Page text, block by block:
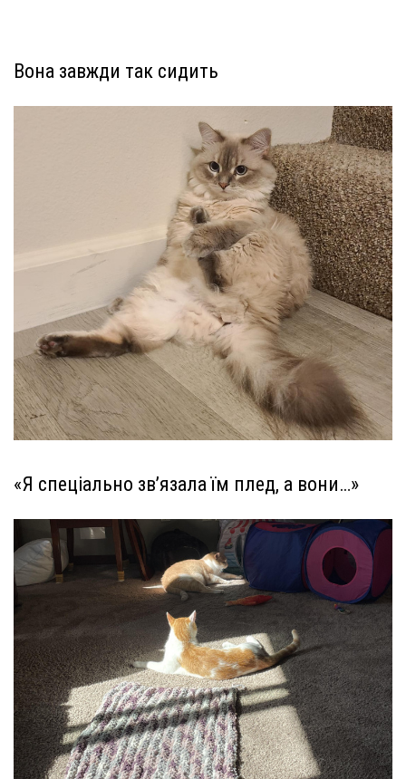
Вона завжди так сидить
«Я спеціально зв’язала їм плед, а вони…»